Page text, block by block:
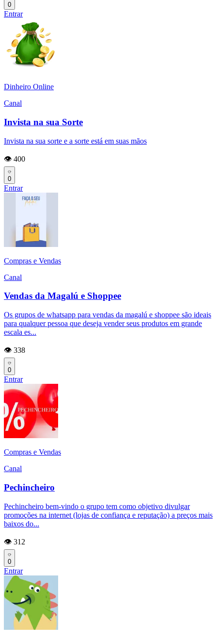
0
Entrar
Dinheiro Online
Canal
Invista na sua Sorte
Invista na sua sorte e a sorte está em suas mãos
👁️ 400
0
Entrar
Compras e Vendas
Canal
Vendas da Magalú e Shoppee
Os grupos de whatsapp para vendas da magalú e shoppee são ideais
para qualquer pessoa que deseja vender seus produtos em grande
escala es...
👁️ 338
0
Entrar
Compras e Vendas
Canal
Pechincheiro
Pechincheiro bem-vindo o grupo tem como objetivo divulgar
promoções na internet (lojas de confiança e reputação) a preços mais
baixos do...
👁️ 312
0
Entrar